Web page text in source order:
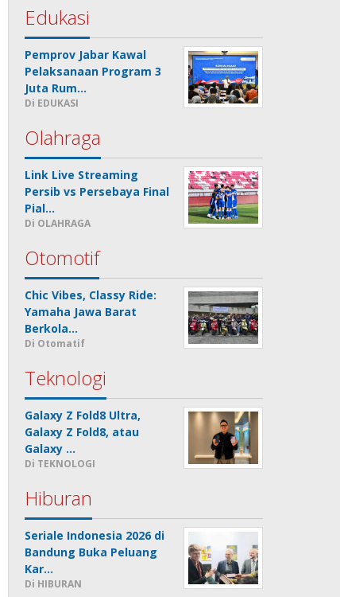
Edukasi
Pemprov Jabar Kawal
Pelaksanaan Program 3
Juta Rum…
Di EDUKASI
Olahraga
Link Live Streaming
Persib vs Persebaya Final
Pial…
Di OLAHRAGA
Otomotif
Chic Vibes, Classy Ride:
Yamaha Jawa Barat
Berkola…
Di Otomatif
Teknologi
Galaxy Z Fold8 Ultra,
Galaxy Z Fold8, atau
Galaxy …
Di TEKNOLOGI
Hiburan
Seriale Indonesia 2026 di
Bandung Buka Peluang
Kar…
Di HIBURAN